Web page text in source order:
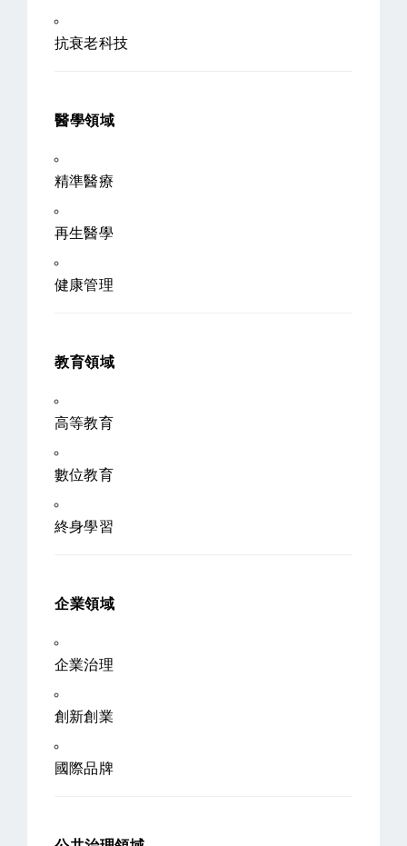
抗衰老科技
醫學領域
精準醫療
再生醫學
健康管理
教育領域
高等教育
數位教育
終身學習
企業領域
企業治理
創新創業
國際品牌